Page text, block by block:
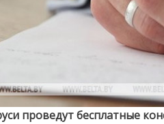
проведут бесплатные